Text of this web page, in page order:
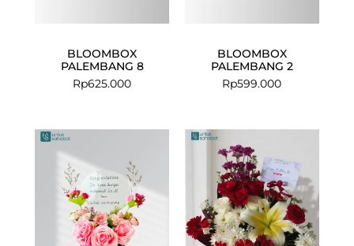
BLOOMBOX
PALEMBANG 8
Rp625.000
BLOOMBOX
PALEMBANG 2
Rp599.000